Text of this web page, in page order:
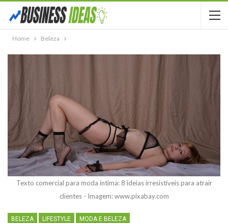
Home Beleza
Texto comercial para moda íntima: 8 ideias irresistíveis para atrair
clientes - Imagem: www.pixabay.com
BELEZA LIFESTYLE MODA E BELEZA